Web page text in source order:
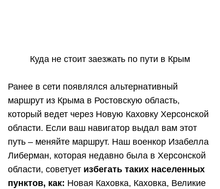
Куда не стоит заезжать по пути в Крым
Ранее в сети появлялся альтернативный
маршрут из Крыма в Ростовскую область,
который ведет через Новую Каховку Херсонской
области. Если ваш навигатор выдал вам этот
путь – меняйте маршрут. Наш военкор Изабелла
Либерман, которая недавно была в Херсонской
области, советует избегать таких населенных
пунктов, как: Новая Каховка, Каховка, Великие